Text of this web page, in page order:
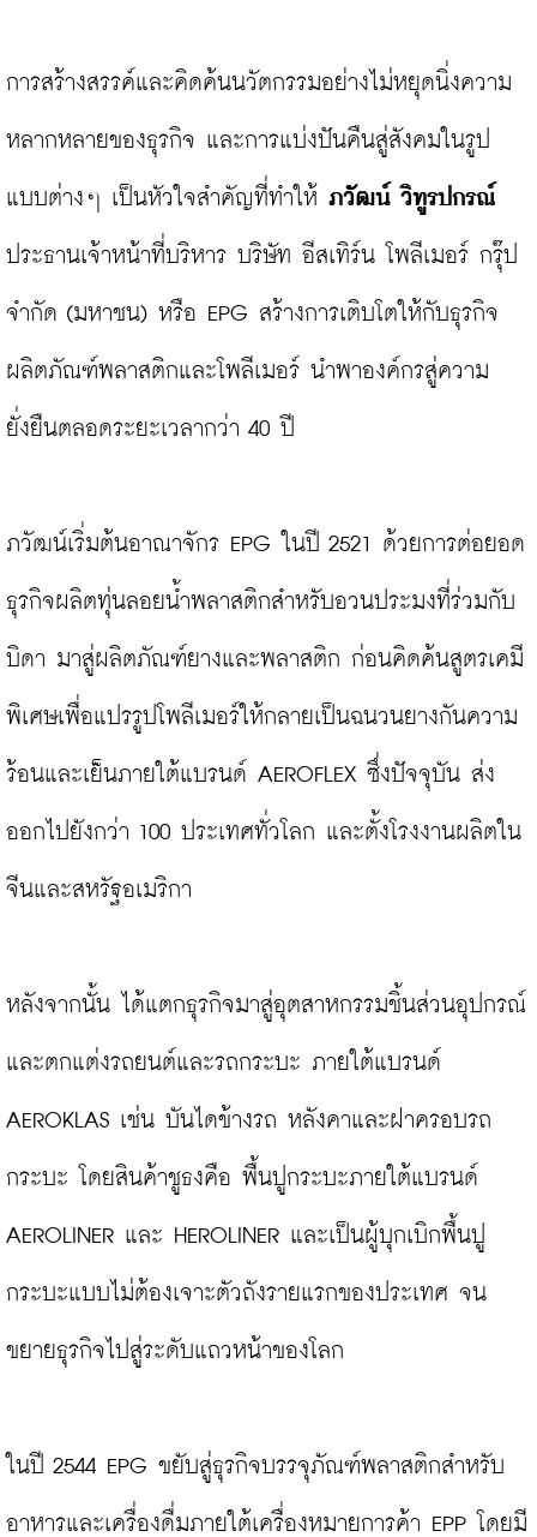
การสร้างสรรค์และคิดค้นนวัตกรรมอย่างไม่หยุดนิ่งความ
หลากหลายของธุรกิจ และการแบ่งปันคืนสู่สังคมในรูป
แบบต่างๆ เป็นหัวใจสำคัญที่ทำให้ ภวัฒน์ วิทูรปกรณ์
ประธานเจ้าหน้าที่บริหาร บริษัท อีสเทิร์น โพลีเมอร์ กรุ๊ป
จำกัด (มหาชน) หรือ EPG สร้างการเติบโตให้กับธุรกิจ
ผลิตภัณฑ์พลาสติกและโพลีเมอร์ นำพาองค์กรสู่ความ
ยั่งยืนตลอดระยะเวลากว่า 40 ปี
ภวัฒน์เริ่มต้นอาณาจักร EPG ในปี 2521 ด้วยการต่อยอด
ธุรกิจผลิตทุ่นลอยน้ำพลาสติกสำหรับอวนประมงที่ร่วมกับ
บิดา มาสู่ผลิตภัณฑ์ยางและพลาสติก ก่อนคิดค้นสูตรเคมี
พิเศษเพื่อแปรรูปโพลีเมอร์ให้กลายเป็นฉนวนยางกันความ
ร้อนและเย็นภายใต้แบรนด์ AEROFLEX ซึ่งปัจจุบัน ส่ง
ออกไปยังกว่า 100 ประเทศทั่วโลก และตั้งโรงงานผลิตใน
จีนและสหรัฐอเมริกา
หลังจากนั้น ได้แตกธุรกิจมาสู่อุตสาหกรรมชิ้นส่วนอุปกรณ์
และตกแต่งรถยนต์และรถกระบะ ภายใต้แบรนด์
AEROKLAS เช่น บันไดข้างรถ หลังคาและฝาครอบรถ
กระบะ โดยสินค้าชูธงคือ พื้นปูกระบะภายใต้แบรนด์
AEROLINER และ HEROLINER และเป็นผู้บุกเบิกพื้นปู
กระบะแบบไม่ต้องเจาะตัวถังรายแรกของประเทศ จน
ขยายธุรกิจไปสู่ระดับแถวหน้าของโลก
ในปี 2544 EPG ขยับสู่ธุรกิจบรรจุภัณฑ์พลาสติกสำหรับ
อาหารและเครื่องดื่มภายใต้เครื่องหมายการค้า EPP โดยมี